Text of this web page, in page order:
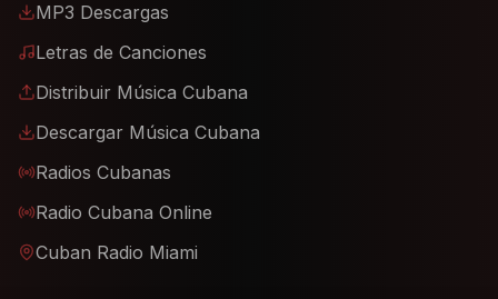
MP3 Descargas
Letras de Canciones
Distribuir Música Cubana
Descargar Música Cubana
Radios Cubanas
Radio Cubana Online
Cuban Radio Miami